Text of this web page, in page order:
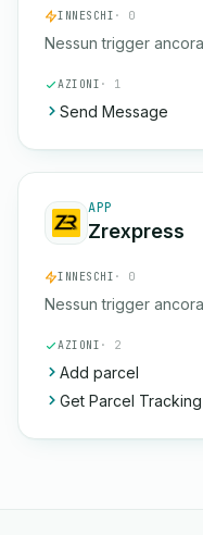
INNESCHI · 0
Nessun trigger
AZIONI · 1
Send Message
APP
Zrexpress
INNESCHI · 0
Nessun trigger
AZIONI · 2
Add parcel
Get Parcel Tracking